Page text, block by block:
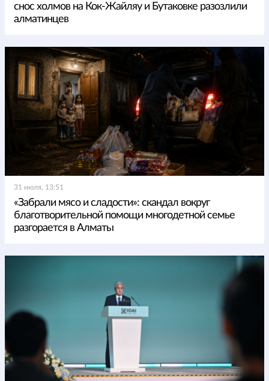
снос холмов на Кок-Жайляу и Бутаковке разозлили
алматинцев
31 июля, 13:51
«Забрали мясо и сладости»: скандал вокруг
благотворительной помощи многодетной семье
разгорается в Алматы